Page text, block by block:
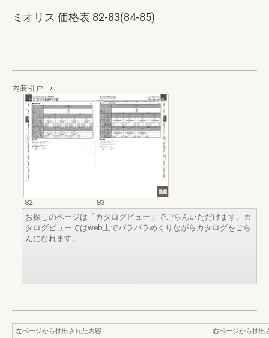
ミオリス 価格表 82-83(84-85)
内装引戸
82
83
お探しのページは「カタログビュー」でごらんいただけます。カ
タログビューではweb上でパラパラめくりながらカタログをごら
んになれます。
左ページから抽出された内容
右ページから抽出